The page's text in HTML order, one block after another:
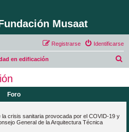
Musaat
Identificarse
Registrarse
en edificación
Foro
crisis sanitaria provocada por el COVID-19 y
General de la Arquitectura Técnica